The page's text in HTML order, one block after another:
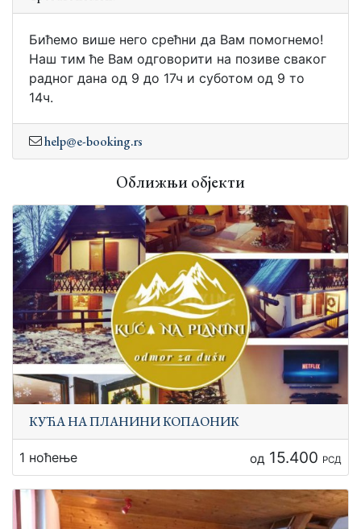
Бићемо више него срећни да Вам помогнемо!
Наш тим ће Вам одговорити на позиве сваког
радног дана од 9 до 17ч и суботом од 9 то
14ч.
help@e-booking.rs
Оближњи објекти
КУЋА НА ПЛАНИНИ КОПАОНИК
1 ноћење од 15.400 РСД